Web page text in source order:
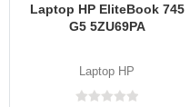
Laptop HP EliteBook 745
G5 5ZU69PA
Laptop HP